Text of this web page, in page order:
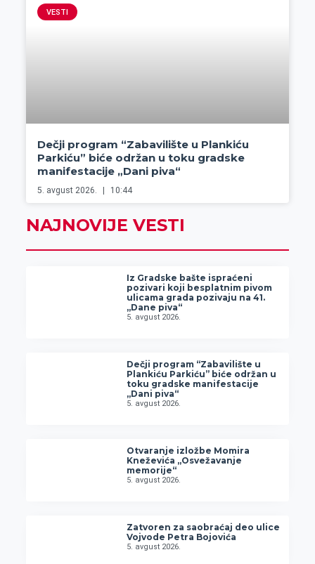
VESTI
Dečji program “Zabavilište u Plankiću
Parkiću” biće održan u toku gradske
manifestacije „Dani piva“
5. avgust 2026. 10:44
NAJNOVIJE VESTI
Iz Gradske bašte ispraćeni
pozivari koji besplatnim pivom
ulicama grada pozivaju na 41.
„Dane piva“
5. avgust 2026.
Dečji program “Zabavilište u
Plankiću Parkiću” biće održan u
toku gradske manifestacije
„Dani piva“
5. avgust 2026.
Otvaranje izložbe Momira
Kneževića „Osvežavanje
memorije“
5. avgust 2026.
Zatvoren za saobraćaj deo ulice
Vojvode Petra Bojovića
5. avgust 2026.